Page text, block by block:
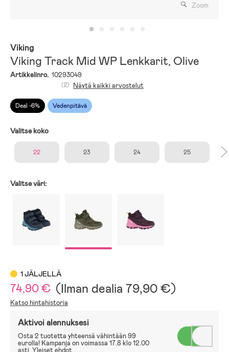
Zoom
Viking
Viking Track Mid WP Lenkkarit, Olive
Artikkelinro. 10293049
Deal -6% Vedenpitävä
(2) Näytä kaikki arvostelut
Valitse koko
22 23 24 25
Valitse väri:
1 JÄLJELLÄ
74,90 € (Ilman dealia 79,90 €)
Katso hintahistoria
Aktivoi alennuksesi
Osta 2 tuotetta yhteensä vähintään 99
eurolla! Kampanja on voimassa 17.8 klo 12.00
asti.Yleiset ehdot